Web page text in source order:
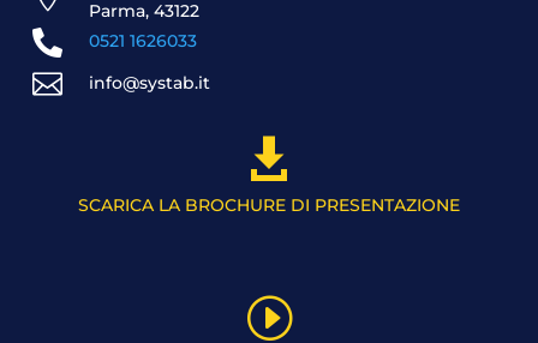
Parma, 43122
 0521 1626033
 info@systab.it

SCARICA LA BROCHURE DI PRESENTAZIONE
I